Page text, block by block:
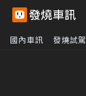
國內車訊 發燒試駕